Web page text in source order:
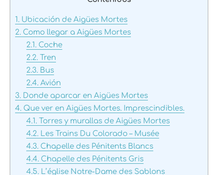
1. Ubicación de Aigües Mortes
2. Como llegar a Aigües Mortes
2.1.Coche
2.2.Tren
2.3.Bus
2.4.Avión
3. Donde aparcar en Aigües Mortes
4. Que ver en Aigües Mortes. Imprescindibles.
4.1.Torres y murallas de Aigües Mortes
4.2.Les Trains Du Colorado – Musée
4.3.Chapelle des Pénitents Blancs
4.4.Chapelle des Pénitents Gris
4.5.L’église Notre-Dame des Sablons